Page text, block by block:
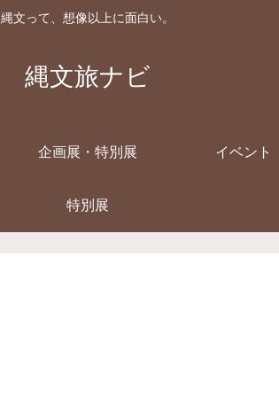
縄文って、想像以上に面白い。
縄文旅ナビ
企画展・特別展 イベント
特別展